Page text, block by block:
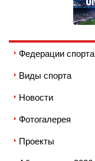
Федерации спорта
Виды спорта
Новости
Фотогалерея
Проекты